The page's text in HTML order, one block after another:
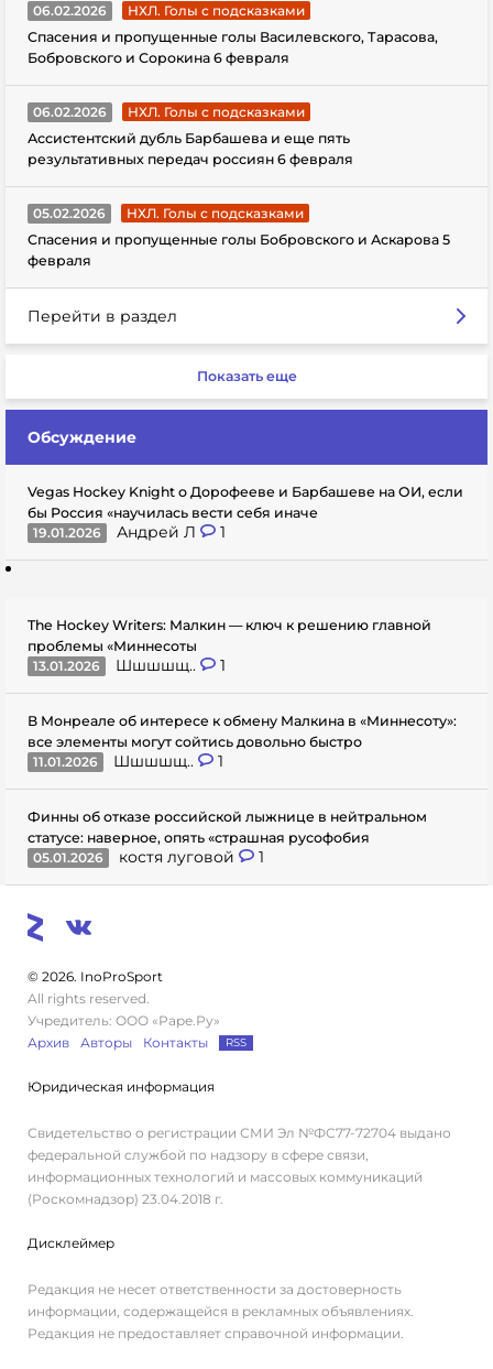
06.02.2026
НХЛ. Голы с подсказками
Спасения и пропущенные голы Василевского, Тарасова,
Бобровского и Сорокина 6 февраля
06.02.2026
НХЛ. Голы с подсказками
Ассистентский дубль Барбашева и еще пять
результативных передач россиян 6 февраля
05.02.2026
НХЛ. Голы с подсказками
Спасения и пропущенные голы Бобровского и Аскарова 5
февраля
Перейти в раздел
Показать еще
Обсуждение
Vegas Hockey Knight о Дорофееве и Барбашеве на ОИ, если
бы Россия «научилась вести себя иначе
19.01.2026
Андрей Л 1
The Hockey Writers: Малкин — ключ к решению главной
проблемы «Миннесоты
13.01.2026
Шшшшщ.. 1
В Монреале об интересе к обмену Малкина в «Миннесоту»:
все элементы могут сойтись довольно быстро
11.01.2026
Шшшшщ.. 1
Финны об отказе российской лыжнице в нейтральном
статусе: наверное, опять «страшная русофобия
05.01.2026
костя луговой 1
© 2026. InoProSport
All rights reserved.
Учредитель: ООО «Раре.Ру»
Архив
Авторы Контакты RSS
Юридическая информация
Свидетельство о регистрации СМИ Эл №ФС77-72704 выдано
федеральной службой по надзору в сфере связи,
информационных технологий и массовых коммуникаций
(Роскомнадзор) 23.04.2018 г.
Дисклеймер
Редакция не несет ответственности за достоверность
информации, содержащейся в рекламных объявлениях.
Редакция не предоставляет справочной информации.